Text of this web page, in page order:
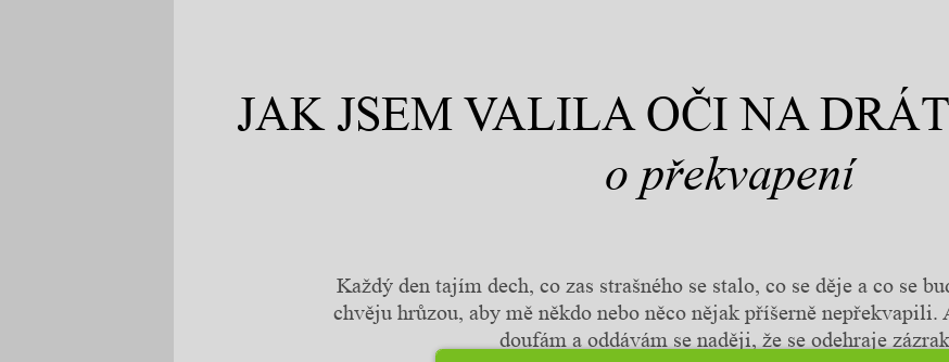
JAK JSEM VALILA OČI NA DRÁT
o překvapení
Každý den tajím dech, co zas strašného se stalo, co se děje a co se
chvěju hrůzou, aby mě někdo nebo něco nějak příšerně nepřekvapili.
doufám a oddávám se naději, že se odehraje